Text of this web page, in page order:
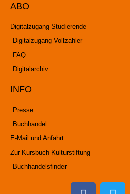
ABO
Digitalzugang Studierende
Digitalzugang Vollzahler
FAQ
Digitalarchiv
INFO
Presse
Buchhandel
E-Mail und Anfahrt
Zur Kursbuch Kulturstiftung
Buchhandelsfinder